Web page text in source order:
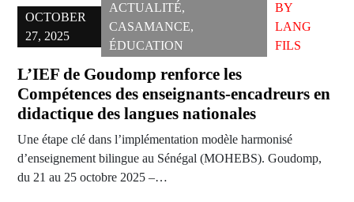
OCTOBER
27, 2025
ACTUALITÉ,
CASAMANCE,
ÉDUCATION
BY
LANG
FILS
L’IEF de Goudomp renforce les
Compétences des enseignants-encadreurs en
didactique des langues nationales
Une étape clé dans l’implémentation modèle harmonisé
d’enseignement bilingue au Sénégal (MOHEBS). Goudomp,
du 21 au 25 octobre 2025 –…